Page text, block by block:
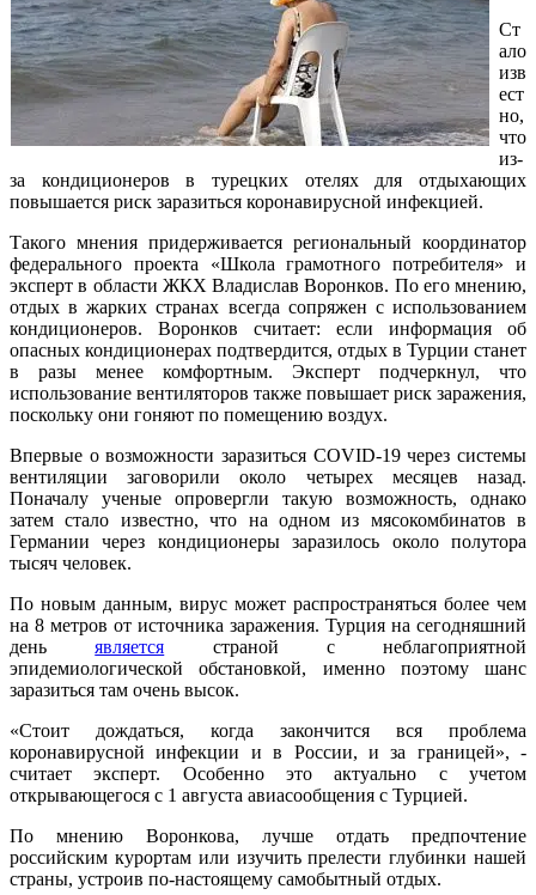
Ст
ало
изв
ест
но,
что
из-
за кондиционеров в турецких отелях для отдыхающих
повышается риск заразиться коронавирусной инфекцией.
Такого мнения придерживается региональный координатор
федерального проекта «Школа грамотного потребителя» и
эксперт в области ЖКХ Владислав Воронков. По его мнению,
отдых в жарких странах всегда сопряжен с использованием
кондиционеров. Воронков считает: если информация об
опасных кондиционерах подтвердится, отдых в Турции станет
в разы менее комфортным. Эксперт подчеркнул, что
использование вентиляторов также повышает риск заражения,
поскольку они гоняют по помещению воздух.
Впервые о возможности заразиться COVID-19 через системы
вентиляции заговорили около четырех месяцев назад.
Поначалу ученые опровергли такую возможность, однако
затем стало известно, что на одном из мясокомбинатов в
Германии через кондиционеры заразилось около полутора
тысяч человек.
По новым данным, вирус может распространяться более чем
на 8 метров от источника заражения. Турция на сегодняшний
деньявляется страной с неблагоприятной
эпидемиологической обстановкой, именно поэтому шанс
заразиться там очень высок.
«Стоит дождаться, когда закончится вся проблема
коронавирусной инфекции и в России, и за границей», -
считает эксперт. Особенно это актуально с учетом
открывающегося с 1 августа авиасообщения с Турцией.
По мнению Воронкова, лучше отдать предпочтение
российским курортам или изучить прелести глубинки нашей
страны, устроив по-настоящему самобытный отдых.